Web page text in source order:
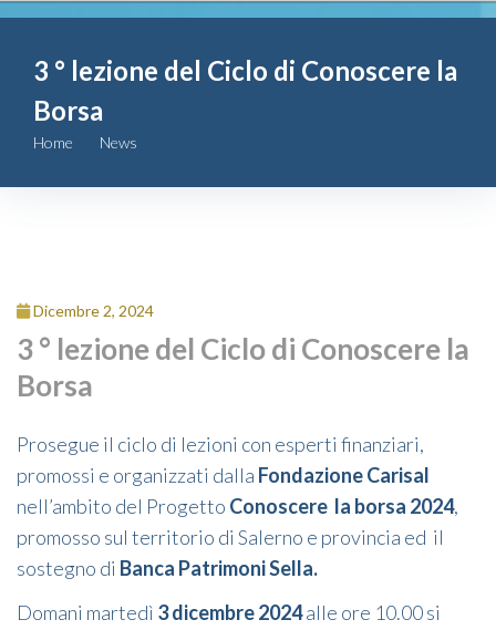
Fondazione
Attività
Contributi
San Michele
Contatti
3 ° lezione del Ciclo di Conoscere la
Borsa
Home News
Dicembre 2, 2024
3 ° lezione del Ciclo di Conoscere la
Borsa
Prosegue il ciclo di lezioni con esperti finanziari,
promossi e organizzati dalla Fondazione Carisal
nell’ambito del Progetto Conoscere la borsa 2024,
promosso sul territorio di Salerno e provincia ed il
sostegno di Banca Patrimoni Sella.
Domani martedì 3 dicembre 2024alle ore 10.00 si